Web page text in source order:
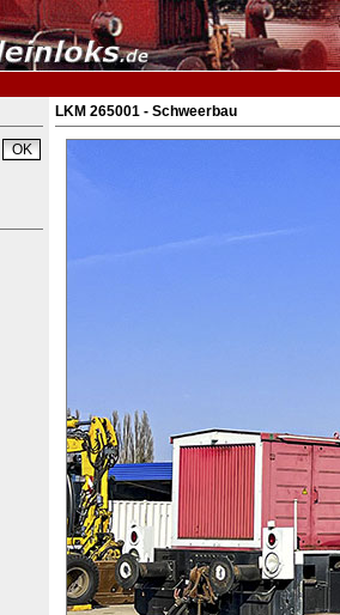
LKM 265001 - Schweerbau